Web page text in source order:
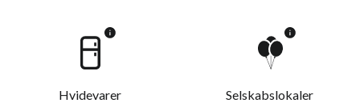
Hvidevarer
Selskabslokaler